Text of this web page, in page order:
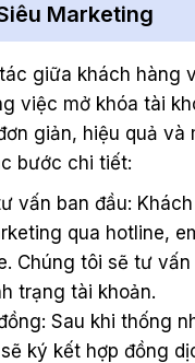
Marketing
giữa khách hàng
việc mở khóa tài
giản, hiệu quả và
bước chi tiết:
vấn ban đầu:
qua hotline,
Chúng tôi sẽ tư vấn
trạng tài khoản.
Sau khi thống
ký kết hợp đồng